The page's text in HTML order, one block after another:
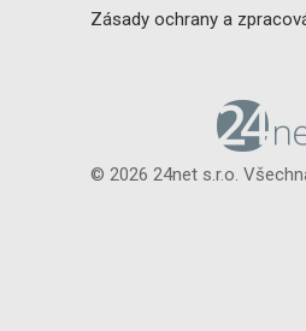
Zásady ochrany a
© 2026 24net s.r.o.